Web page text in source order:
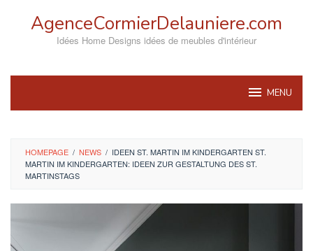
AgenceCormierDelauniere.com
Idées Home Designs idées de meubles d'intérieur
MENU
HOMEPAGE / NEWS / IDEEN ST. MARTIN IM KINDERGARTEN ST.
MARTIN IM KINDERGARTEN: IDEEN ZUR GESTALTUNG DES ST.
MARTINSTAGS